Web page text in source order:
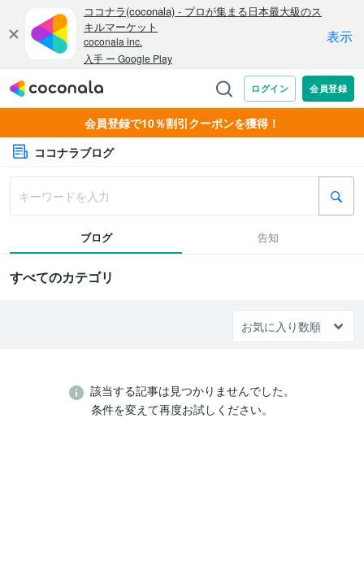
会員登録で10％割引クーポンを獲得！
ココナラブログ
ブログ 告知
すべてのカテゴリ
該当する記事は見つかりませんでした。
条件を変えて再度お試しください。